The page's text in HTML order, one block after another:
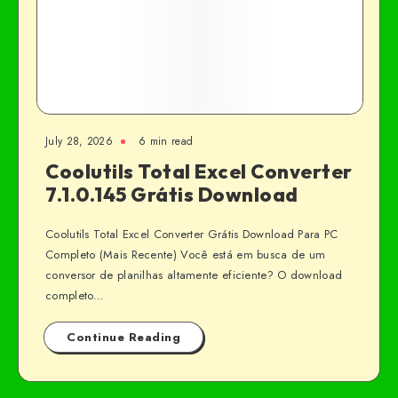
July 28, 2026 6 min read
Coolutils Total Excel Converter
7.1.0.145 Grátis Download
Coolutils Total Excel Converter Grátis Download Para PC
Completo (Mais Recente) Você está em busca de um
conversor de planilhas altamente eficiente? O download
completo…
Continue Reading